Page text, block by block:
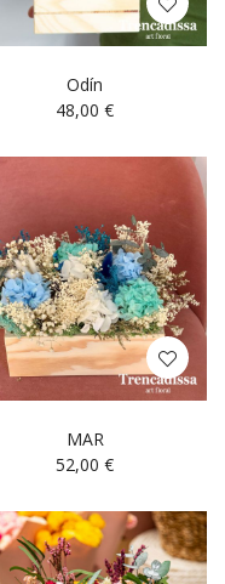
Odín
48,00€
MAR
52,00€